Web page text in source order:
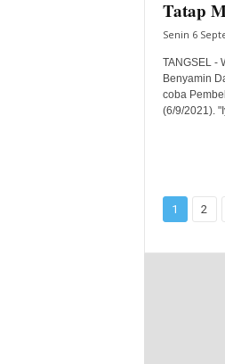
Tatap
Senin 6
TANGSEL -
Benyamin
coba
(6/9/2021).
1 2